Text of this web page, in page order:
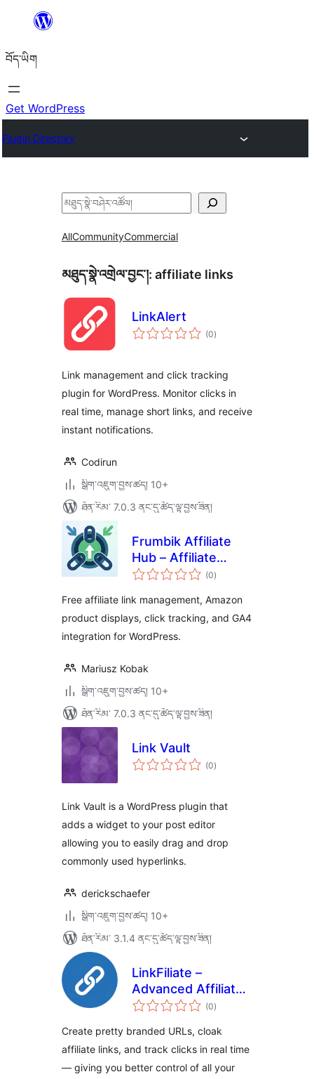
content
བོད་ཡིག
Get WordPress
Plugin Directory
བཤེར་
AllCommunityCommercial
མཐུད་སྣེ་འགྲེལ་བྱང་།: affiliate links
LinkAlert
(0གདེང་
འཇོག་
)
Link management and click tracking
plugin for WordPress. Monitor clicks in
real time, manage short links, and receive
instant notifications.
Codirun
སྒྲིག་འཇུག་བྱས་ཚད། 10+
ཐོན་རིམ་ 7.0.3 ནང་དུ་ཚོད་ལྟ་བྱས་ཟིན།
Frumbik Affiliate
Hub – Affiliate
Links, Amazon
Click Tracking &
Geo-Targeting
(0གདེང་
འཇོག་
ཚང་།
)
Free affiliate link management, Amazon
product displays, click tracking, and GA4
integration for WordPress.
Mariusz Kobak
སྒྲིག་འཇུག་བྱས་ཚད། 10+
ཐོན་རིམ་ 7.0.3 ནང་དུ་ཚོད་ལྟ་བྱས་ཟིན།
Link Vault
(0གདེང་
འཇོག་
)
Link Vault is a WordPress plugin that
adds a widget to your post editor
allowing you to easily drag and drop
commonly used hyperlinks.
derickschaefer
སྒྲིག་འཇུག་བྱས་ཚད། 10+
ཐོན་རིམ་ 3.1.4 ནང་དུ་ཚོད་ལྟ་བྱས་ཟིན།
LinkFiliate –
Advanced Affiliate
Link Management,
Links, Click
Tracking &
Analytics
(0གདེང་
འཇོག་
ཚང་།
)
Create pretty branded URLs, cloak
affiliate links, and track clicks in real time
— giving you better control of all your